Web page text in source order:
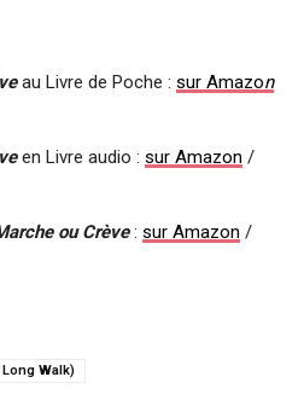
au Livre de Poche : sur Amazon
en Livre audio : sur Amazon /
ou Crève: sur Amazon /
Walk)